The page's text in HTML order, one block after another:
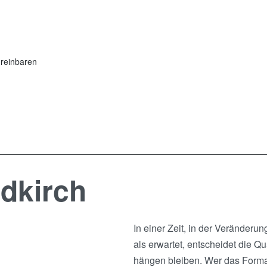
In einer Zeit, in der
als erwartet, entscheidet die
hängen bleiben. Wer das